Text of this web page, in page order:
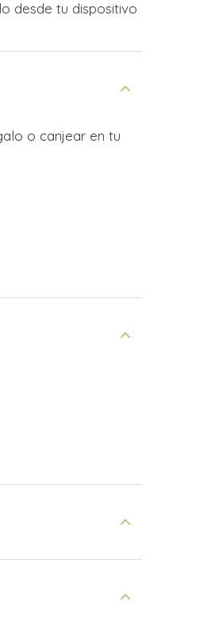
desde tu dispositivo
o canjear en tu